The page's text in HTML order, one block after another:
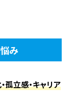
み
孤立感・キャリア